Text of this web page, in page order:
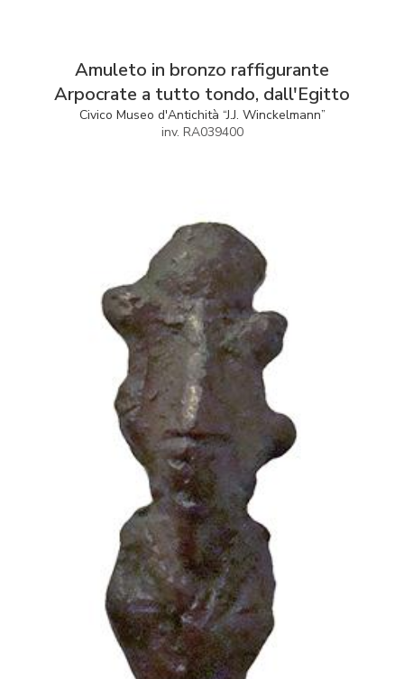
Amuleto in bronzo raffigurante
Arpocrate a tutto tondo, dall'Egitto
Civico Museo d'Antichità “J.J. Winckelmann”
inv. RA039400